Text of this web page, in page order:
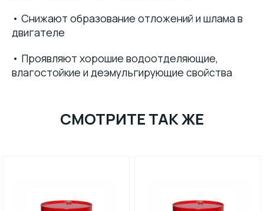
• Снижают образование отложений и шлама в
двигателе
• Проявляют хорошие водоотделяющие,
влагостойкие и деэмульгирующие свойства
СМОТРИТЕ ТАК ЖЕ